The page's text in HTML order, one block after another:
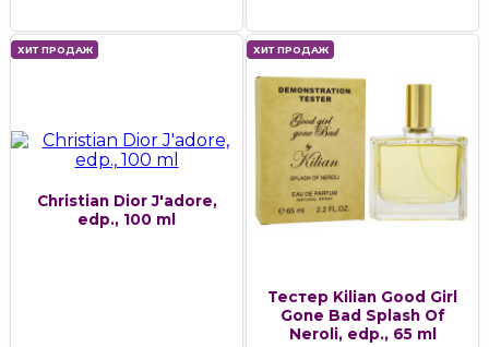
ХИТ ПРОДАЖ
Christian Dior J'adore,
edp., 100 ml
ХИТ ПРОДАЖ
Тестер Kilian Good Girl
Gone Bad Splash Of
Neroli, edp., 65 ml